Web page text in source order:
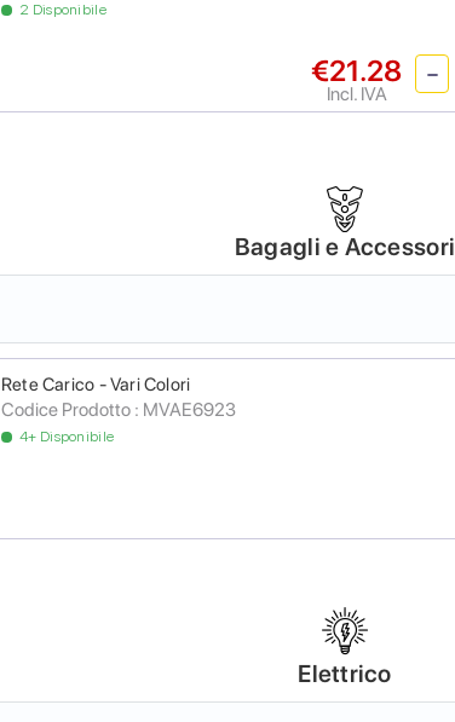
2 Disponibile
€21.28
Incl. IVA
Bagagli e Accessori
Rete Carico - Vari Colori
Codice Prodotto : MVAE6923
4+ Disponibile
Elettrico